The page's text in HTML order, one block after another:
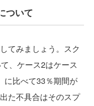
ついて
てみましょう。スク
、ケース2はケース
に比べて33％期間が
た不具合はそのスプ